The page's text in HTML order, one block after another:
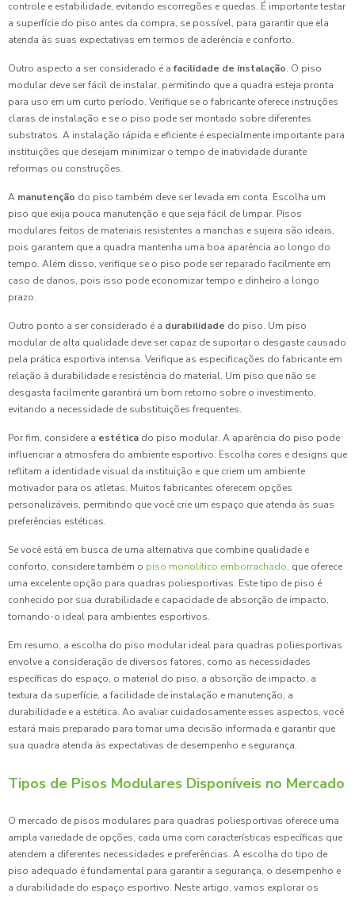
controle e estabilidade, evitando escorregões e quedas. É importante testar
a superfície do piso antes da compra, se possível, para garantir que ela
atenda às suas expectativas em termos de aderência e conforto.
Outro aspecto a ser considerado é a facilidade de instalação. O piso
modular deve ser fácil de instalar, permitindo que a quadra esteja pronta
para uso em um curto período. Verifique se o fabricante oferece instruções
claras de instalação e se o piso pode ser montado sobre diferentes
substratos. A instalação rápida e eficiente é especialmente importante para
instituições que desejam minimizar o tempo de inatividade durante
reformas ou construções.
A manutenção do piso também deve ser levada em conta. Escolha um
piso que exija pouca manutenção e que seja fácil de limpar. Pisos
modulares feitos de materiais resistentes a manchas e sujeira são ideais,
pois garantem que a quadra mantenha uma boa aparência ao longo do
tempo. Além disso, verifique se o piso pode ser reparado facilmente em
caso de danos, pois isso pode economizar tempo e dinheiro a longo
prazo.
Outro ponto a ser considerado é a durabilidade do piso. Um piso
modular de alta qualidade deve ser capaz de suportar o desgaste causado
pela prática esportiva intensa. Verifique as especificações do fabricante em
relação à durabilidade e resistência do material. Um piso que não se
desgasta facilmente garantirá um bom retorno sobre o investimento,
evitando a necessidade de substituições frequentes.
Por fim, considere a estética do piso modular. A aparência do piso pode
influenciar a atmosfera do ambiente esportivo. Escolha cores e designs que
reflitam a identidade visual da instituição e que criem um ambiente
motivador para os atletas. Muitos fabricantes oferecem opções
personalizáveis, permitindo que você crie um espaço que atenda às suas
preferências estéticas.
Se você está em busca de uma alternativa que combine qualidade e
conforto, considere também o piso monolítico emborrachado, que oferece
uma excelente opção para quadras poliesportivas. Este tipo de piso é
conhecido por sua durabilidade e capacidade de absorção de impacto,
tornando-o ideal para ambientes esportivos.
Em resumo, a escolha do piso modular ideal para quadras poliesportivas
envolve a consideração de diversos fatores, como as necessidades
específicas do espaço, o material do piso, a absorção de impacto, a
textura da superfície, a facilidade de instalação e manutenção, a
durabilidade e a estética. Ao avaliar cuidadosamente esses aspectos, você
estará mais preparado para tomar uma decisão informada e garantir que
sua quadra atenda às expectativas de desempenho e segurança.
Tipos de Pisos Modulares Disponíveis no Mercado
O mercado de pisos modulares para quadras poliesportivas oferece uma
ampla variedade de opções, cada uma com características específicas que
atendem a diferentes necessidades e preferências. A escolha do tipo de
piso adequado é fundamental para garantir a segurança, o desempenho e
a durabilidade do espaço esportivo. Neste artigo, vamos explorar os